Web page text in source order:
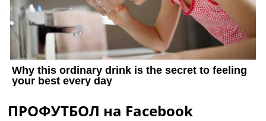
ПРОФУТБОЛ на Facebook